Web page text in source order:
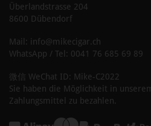
Überlandstrasse 204
8600 Dübendorf
Mail: info@mikecigar.ch
WhatsApp / Tel: 0041 76 685 69 89
微信 WeChat ID: Mike-C2022
Sie haben die Möglichkeit in
Zahlungsmittel zu bezahlen.